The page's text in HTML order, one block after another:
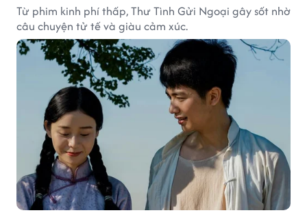
Từ phim kinh phí thấp, Thư Tình Gửi Ngoại gây sốt nhờ
câu chuyện tử tế và giàu cảm xúc.